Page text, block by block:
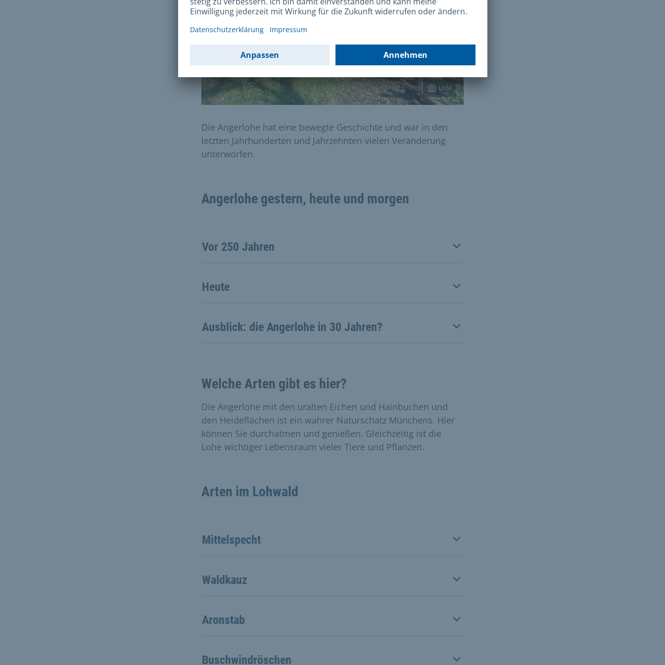
LHM
Die Angerlohe hat eine bewegte Geschichte und war in den
letzten Jahrhunderten und Jahrzehnten vielen Veränderung
unterworfen.
Angerlohe gestern, heute und morgen
Vor 250 Jahren
Heute
Ausblick: die Angerlohe in 30 Jahren?
Welche Arten gibt es hier?
Die Angerlohe mit den uralten Eichen und Hainbuchen und
den Heideflächen ist ein wahrer Naturschatz Münchens. Hier
können Sie durchatmen und genießen. Gleichzeitig ist die
Lohe wichtiger Lebensraum vieler Tiere und Pflanzen.
Arten im Lohwald
Mittelspecht
Waldkauz
Aronstab
Buschwindröschen